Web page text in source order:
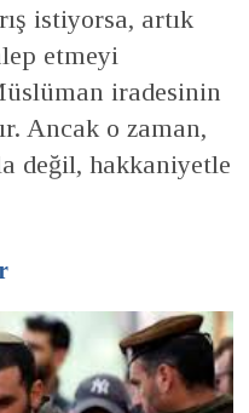
istiyorsa, artık
etmeyi
iradesinin
Ancak o zaman,
değil, hakkaniyetle